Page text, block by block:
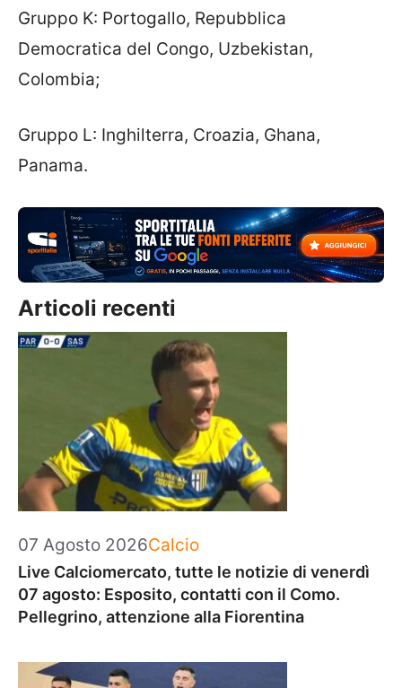
Gruppo K: Portogallo, Repubblica
Democratica del Congo, Uzbekistan,
Colombia;
Gruppo L: Inghilterra, Croazia, Ghana,
Panama.
Articoli recenti
07 Agosto 2026Categorie
Calcio
Live Calciomercato, tutte le notizie di venerdì
07 agosto: Esposito, contatti con il Como.
Pellegrino, attenzione alla Fiorentina